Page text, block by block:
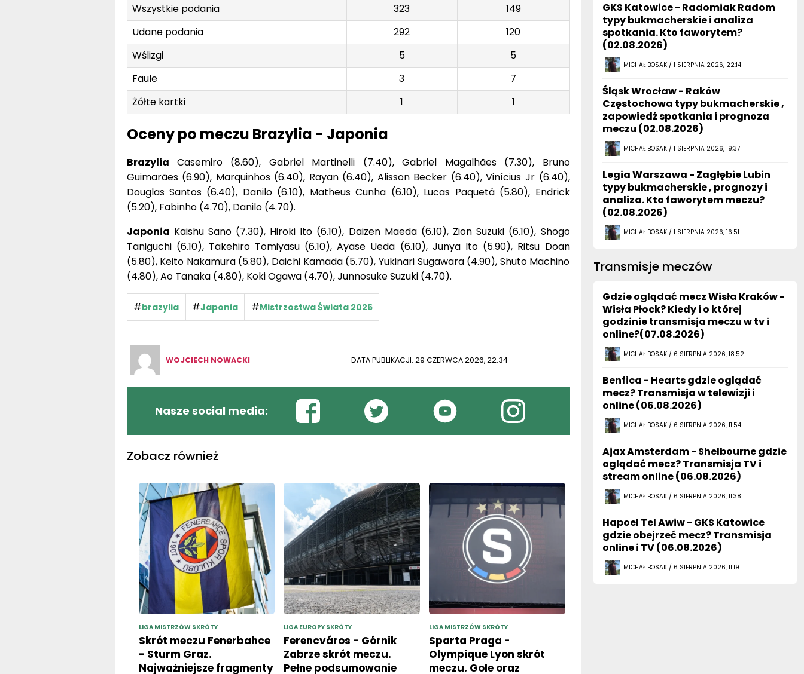
Wszystkie podania
323
149
Udane podania
292
120
Wślizgi
5
5
Faule
3
7
Żółte kartki
1 1
Oceny po meczu Brazylia - Japonia
Brazylia Casemiro (8.60), Gabriel Martinelli (7.40), Gabriel Magalhães (7.30), Bruno
Guimarães (6.90), Marquinhos (6.40), Rayan (6.40), Alisson Becker (6.40), Vinícius Jr (6.40),
Douglas Santos (6.40), Danilo (6.10), Matheus Cunha (6.10), Lucas Paquetá (5.80), Endrick
(5.20), Fabinho (4.70), Danilo (4.70).
Japonia Kaishu Sano (7.30), Hiroki Ito (6.10), Daizen Maeda (6.10), Zion Suzuki (6.10), Shogo
Taniguchi (6.10), Takehiro Tomiyasu (6.10), Ayase Ueda (6.10), Junya Ito (5.90), Ritsu Doan
(5.80), Keito Nakamura (5.80), Daichi Kamada (5.70), Yukinari Sugawara (4.90), Shuto Machino
(4.80), Ao Tanaka (4.80), Koki Ogawa (4.70), Junnosuke Suzuki (4.70).
#brazylia #Japonia #Mistrzostwa Świata 2026
WOJCIECH NOWACKI DATA PUBLIKACJI: 29 CZERWCA 2026, 22:34
Nasze social media:
Zobacz również
LIGA MISTRZÓW SKRÓTY
Skrót meczu Fenerbahce
- Sturm Graz.
Najważniejsze fragmenty
LIGA EUROPY SKRÓTY
Ferencváros - Górnik
Zabrze skrót meczu.
Pełne podsumowanie
LIGA MISTRZÓW SKRÓTY
Sparta Praga -
Olympique Lyon skrót
meczu. Gole oraz
GKS Katowice - Radomiak Radom
typy bukmacherskie i analiza
spotkania. Kto faworytem?
(02.08.2026)
MICHAŁ BOSAK / 1 SIERPNIA 2026, 22:14
Śląsk Wrocław - Raków
Częstochowa typy bukmacherskie ,
zapowiedź spotkania i prognoza
meczu (02.08.2026)
MICHAŁ BOSAK / 1 SIERPNIA 2026, 19:37
Legia Warszawa - Zagłębie Lubin
typy bukmacherskie , prognozy i
analiza. Kto faworytem meczu?
(02.08.2026)
MICHAŁ BOSAK / 1 SIERPNIA 2026, 16:51
Transmisje meczów
Gdzie oglądać mecz Wisła Kraków -
Wisła Płock? Kiedy i o której
godzinie transmisja meczu w tv i
online?(07.08.2026)
MICHAŁ BOSAK / 6 SIERPNIA 2026, 18:52
Benfica - Hearts gdzie oglądać
mecz? Transmisja w telewizji i
online (06.08.2026)
MICHAŁ BOSAK / 6 SIERPNIA 2026, 11:54
Ajax Amsterdam - Shelbourne gdzie
oglądać mecz? Transmisja TV i
stream online (06.08.2026)
MICHAŁ BOSAK / 6 SIERPNIA 2026, 11:38
Hapoel Tel Awiw - GKS Katowice
gdzie obejrzeć mecz? Transmisja
online i TV (06.08.2026)
MICHAŁ BOSAK / 6 SIERPNIA 2026, 11:19